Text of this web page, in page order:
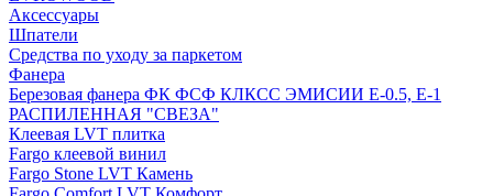
Аксессуары
Шпатели
Средства по уходу за паркетом
Фанера
Березовая фанера ФК ФСФ КЛКСС ЭМИСИИ Е-0.5, Е-1
РАСПИЛЕННАЯ "СВЕЗА"
Клеевая LVT плитка
Fargo клеевой винил
Fargo Stone LVT Камень